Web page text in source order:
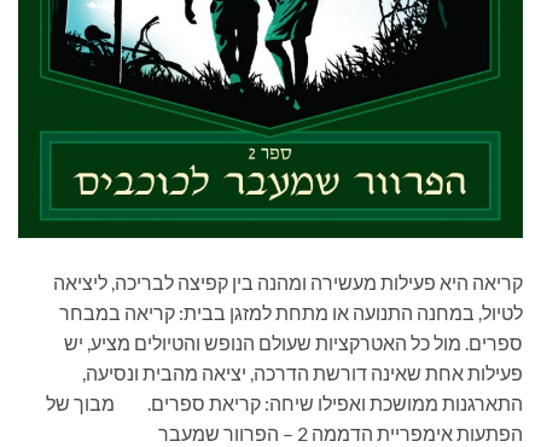
קריאה היא פעילות מעשירה ומהנה בין קפיצה לבריכה, ליציאה
לטיול, במחנה התנועה או מתחת למזגן בבית: קריאה במבחר
ספרים. מול כל האטרקציות שעולם הנופש והטיולים מציע, יש
פעילות אחת שאינה דורשת הדרכה, יציאה מהבית ונסיעה,
התארגנות ממושכת ואפילו שיחה: קריאת ספרים. מבוך של
הפתעות אימפריית הדממה 2 – הפרוור שמעבר